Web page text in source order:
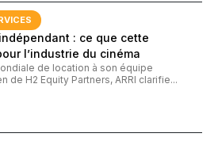
: ce que cette
l’industrie du cinéma
de location à son équipe
de H2 Equity Partners, ARRI clarifie...